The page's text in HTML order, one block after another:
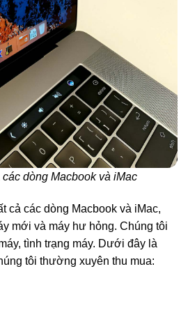
các dòng Macbook và iMac
cả các dòng Macbook và iMac,
mới và máy hư hỏng. Chúng tôi
tình trạng máy. Dưới đây là
tôi thường xuyên thu mua: